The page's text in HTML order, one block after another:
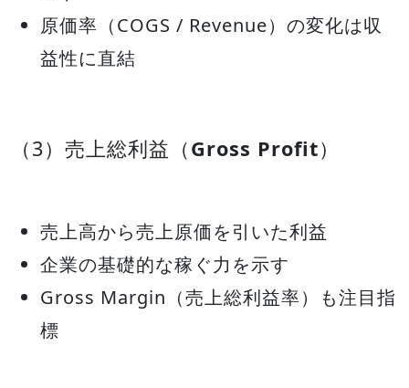
原価率（COGS / Revenue）の変化は収
益性に直結
（3）売上総利益（Gross Profit）
売上高から売上原価を引いた利益
企業の基礎的な稼ぐ力を示す
Gross Margin（売上総利益率）も注目指
標